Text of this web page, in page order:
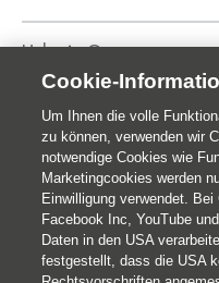
Helvetia Gruppe
Home
Publikationen
Cookie-
Um Ihnen die volle
zu können, verwenden wir
notwendige Cookies wie
Marketingcookies werden
Einwilligung verwendet.
Facebook Inc, YouTube
Daten in den USA
festgestellt, dass die USA